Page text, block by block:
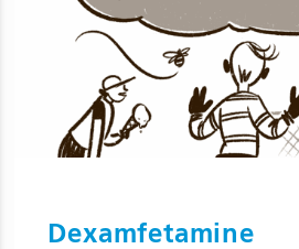
Dexamfetamine